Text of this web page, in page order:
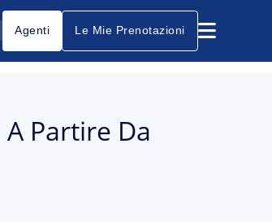
Agenti Le Mie Prenotazioni
Partire Da